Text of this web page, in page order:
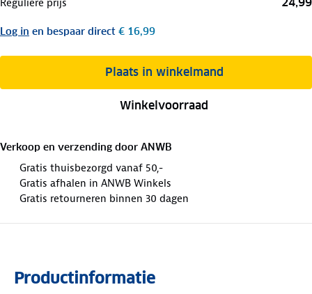
Log in en bespaar direct € 16,99
Plaats in winkelmand
Winkelvoorraad
Verkoop en verzending door ANWB
Gratis thuisbezorgd vanaf 50,-
Gratis afhalen in ANWB Winkels
Gratis retourneren binnen 30 dagen
Productinformatie